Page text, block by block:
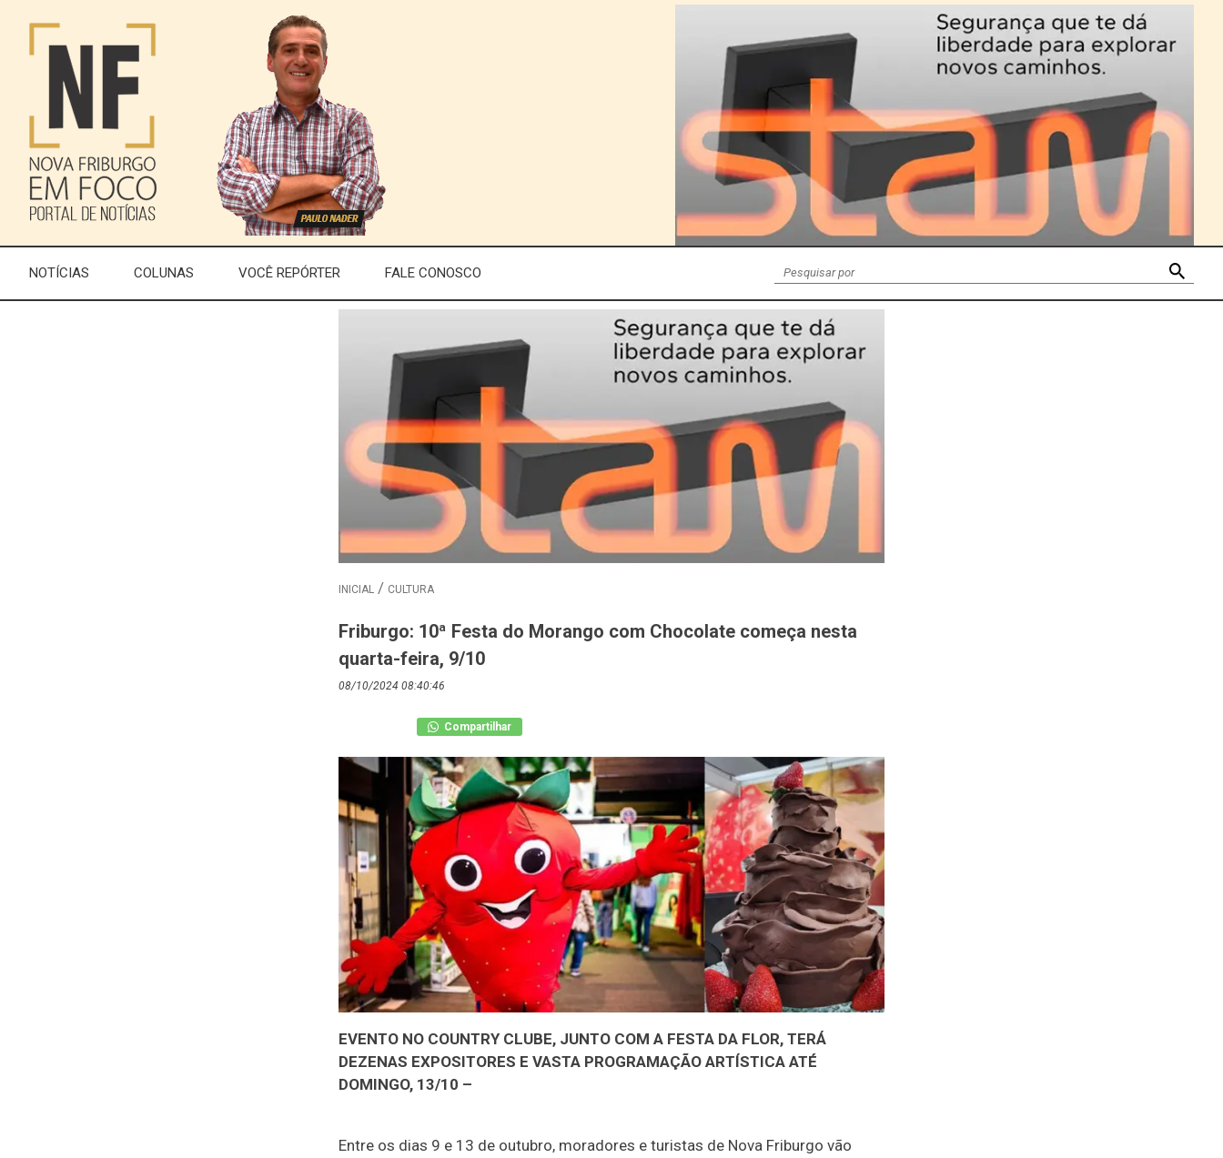
NOTÍCIAS COLUNAS VOCÊ REPÓRTER FALE CONOSCO
INICIAL CULTURA
Friburgo: 10ª Festa do Morango com Chocolate começa nesta
quarta-feira, 9/10
08/10/2024 08:40:46
Compartilhar
EVENTO NO COUNTRY CLUBE, JUNTO COM A FESTA DA FLOR, TERÁ
DEZENAS EXPOSITORES E VASTA PROGRAMAÇÃO ARTÍSTICA ATÉ
DOMINGO, 13/10 –
Entre os dias 9 e 13 de outubro, moradores e turistas de Nova Friburgo vão